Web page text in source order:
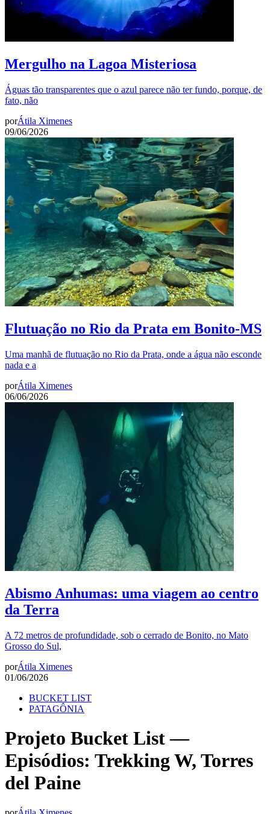
Mergulho na Lagoa Misteriosa
Águas tão transparentes que o azul parece não ter fundo, porque, de
fato, não
porÁtila Ximenes
09/06/2026
Flutuação no Rio da Prata em Bonito-MS
Uma manhã de flutuação no Rio da Prata, onde a água não esconde
nada e a
porÁtila Ximenes
06/06/2026
Abismo Anhumas: uma viagem ao centro
da Terra
A 72 metros de profundidade, sob o cerrado de Bonito, no Mato
Grosso do Sul,
porÁtila Ximenes
01/06/2026
BUCKET LIST
PATAGÔNIA
Projeto Bucket List —
Episódios: Trekking W, Torres
del Paine